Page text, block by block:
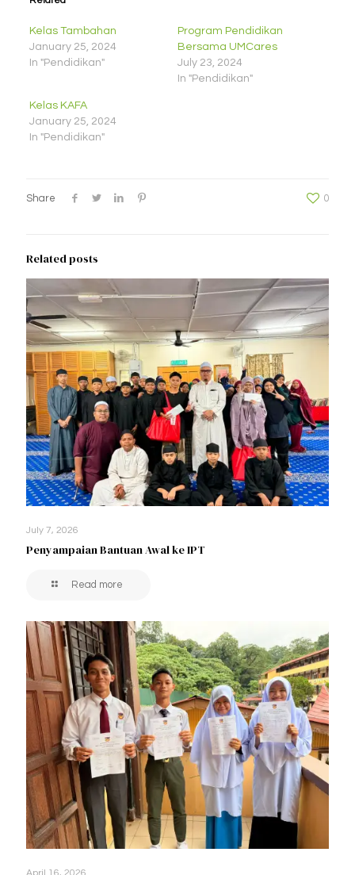
Kelas Tambahan
January 25, 2024
In "Pendidikan"
Program Pendidikan
Bersama UMCares
July 23, 2024
In "Pendidikan"
Kelas KAFA
January 25, 2024
In "Pendidikan"
Share 0
Related posts
July 7, 2026
Penyampaian Bantuan Awal ke IPT
Read more
April 16, 2026